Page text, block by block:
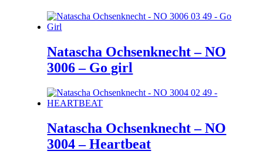
Natascha Ochsenknecht – NO
3006 – Go girl
Natascha Ochsenknecht – NO
3004 – Heartbeat